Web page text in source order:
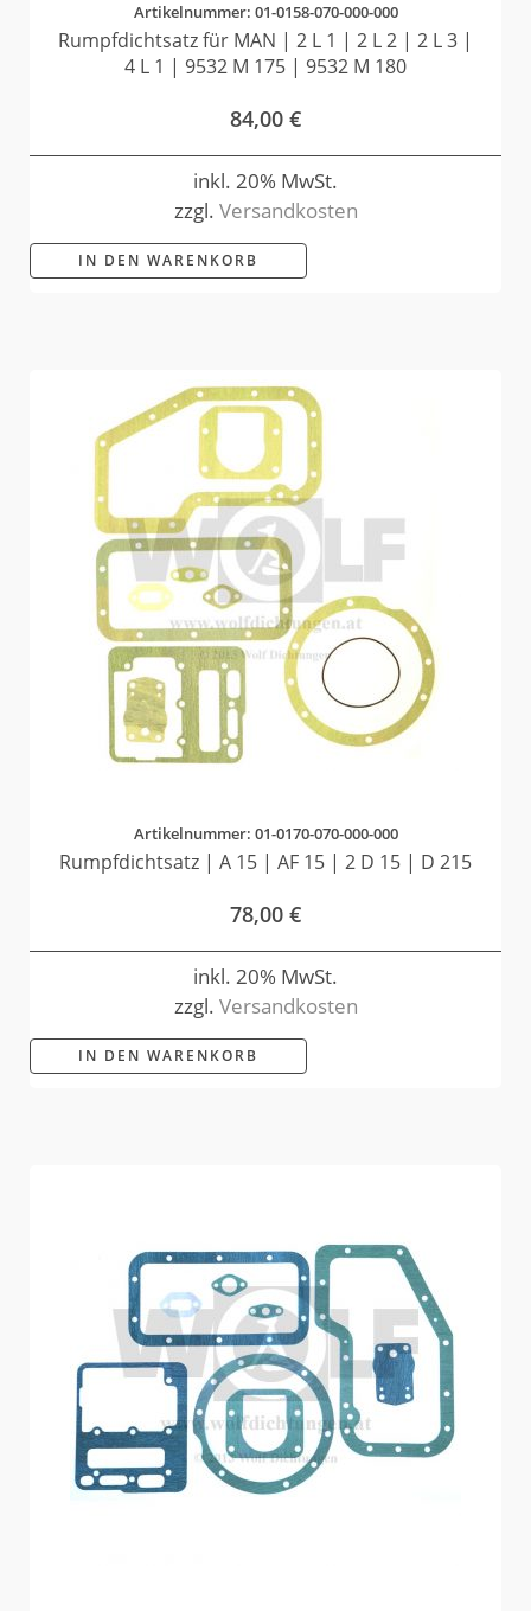
Artikelnummer: 01-0158-070-000-000
Rumpfdichtsatz für MAN | 2 L 1 | 2 L 2 | 2 L 3 |
4 L 1 | 9532 M 175 | 9532 M 180
84,00 €
inkl. 20% MwSt.
zzgl. Versandkosten
IN DEN WARENKORB
Artikelnummer: 01-0170-070-000-000
Rumpfdichtsatz | A 15 | AF 15 | 2 D 15 | D 215
78,00 €
inkl. 20% MwSt.
zzgl. Versandkosten
IN DEN WARENKORB